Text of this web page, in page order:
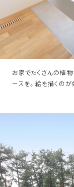
お家でたくさんの植
ースを。絵を描くの